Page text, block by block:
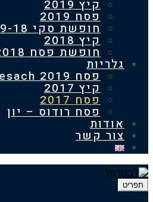
קיץ 2019
פסח 2019
חופשת סקי 2019-18
קיץ 2018
חופשת פסח 2018
גלריות
פסח 2019 pesach
קיץ 2017
פסח 2017
פסח רודוס – יון
אודות
צור קשר
תפריט